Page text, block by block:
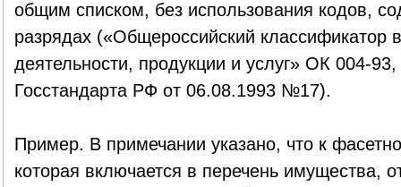
общим списком, без использования кодов,
разрядах («Общероссийский классификатор
деятельности, продукции и услуг» ОК 004-
Госстандарта РФ от 06.08.1993 №17).
Пример. В примечании указано, что к
которая включается в перечень имущества,